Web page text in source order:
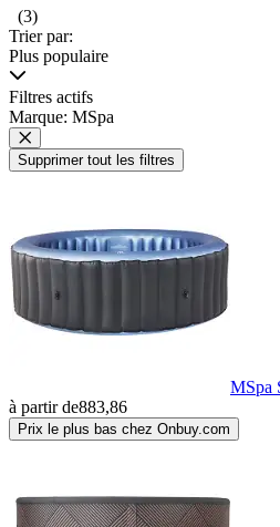
(3)
Trier par:
Plus populaire
Filtres actifs
Marque: MSpa
Supprimer tout les filtres
MSpa
à partir de883,86
Prix le plus bas chez Onbuy.com